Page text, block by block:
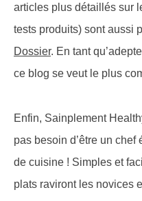
articles plus détaillés sur
tests produits) sont aussi
Dossier. En tant
ce blog se veut le plus
Enfin, Sainplement
pas besoin d’être un
de cuisine ! Simples et
plats raviront les novices